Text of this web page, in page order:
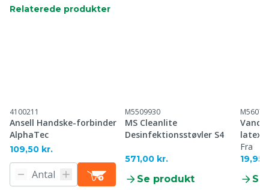
Relaterede produkter
4100211
Ansell Handske-forbinder
AlphaTec
109,50 kr.
M5509930
MS Cleanlite
Desinfektionsstøvler S4
571,00 kr.
Se produkt
Fra
19,95